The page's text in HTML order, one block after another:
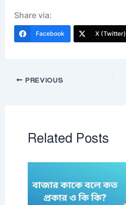
Share via:
Facebook X (Twitter)
PREVIOUS
Related Posts